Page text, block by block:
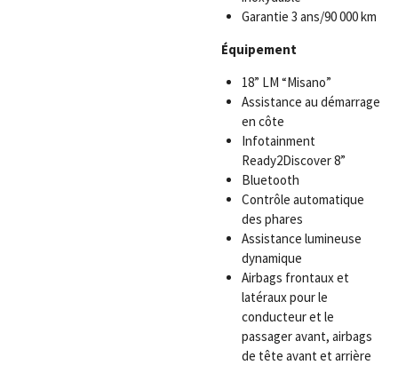
Garantie 3 ans/90 000 km
Équipement
18” LM “Misano”
Assistance au démarrage
en côte
Infotainment
Ready2Discover 8”
Bluetooth
Contrôle automatique
des phares
Assistance lumineuse
dynamique
Airbags frontaux et
latéraux pour le
conducteur et le
passager avant, airbags
de tête avant et arrière